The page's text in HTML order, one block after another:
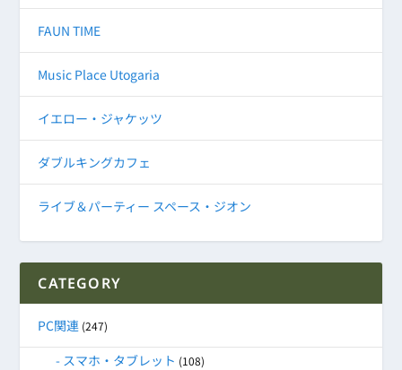
FAUN TIME
Music Place Utogaria
イエロー・ジャケッツ
ダブルキングカフェ
ライブ＆パーティー スペース・ジオン
CATEGORY
PC関連 (247)
スマホ・タブレット (108)